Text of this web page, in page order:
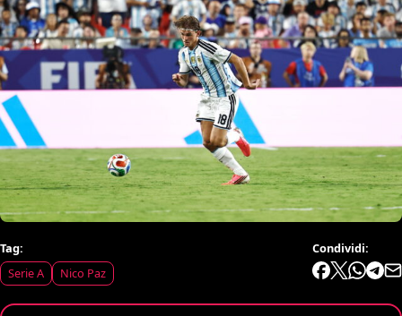
Tag:
Serie A
Nico Paz
Condividi: